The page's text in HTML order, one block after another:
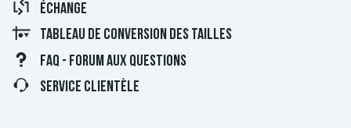
ÉCHANGE
TABLEAU DE CONVERSION DES TAILLES
FAQ - FORUM AUX QUESTIONS
SERVICE CLIENTÈLE